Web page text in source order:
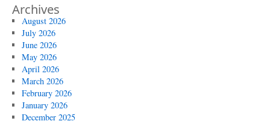
Archives
August 2026
July 2026
June 2026
May 2026
April 2026
March 2026
February 2026
January 2026
December 2025